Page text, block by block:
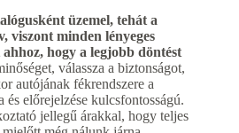
üzemel, tehát a
viszont minden lényeges
hogy a legjobb döntést
válassza a biztonságot,
autójának fékrendszere a
és előrejelzése kulcsfontosságú.
jellegű árakkal, hogy teljes